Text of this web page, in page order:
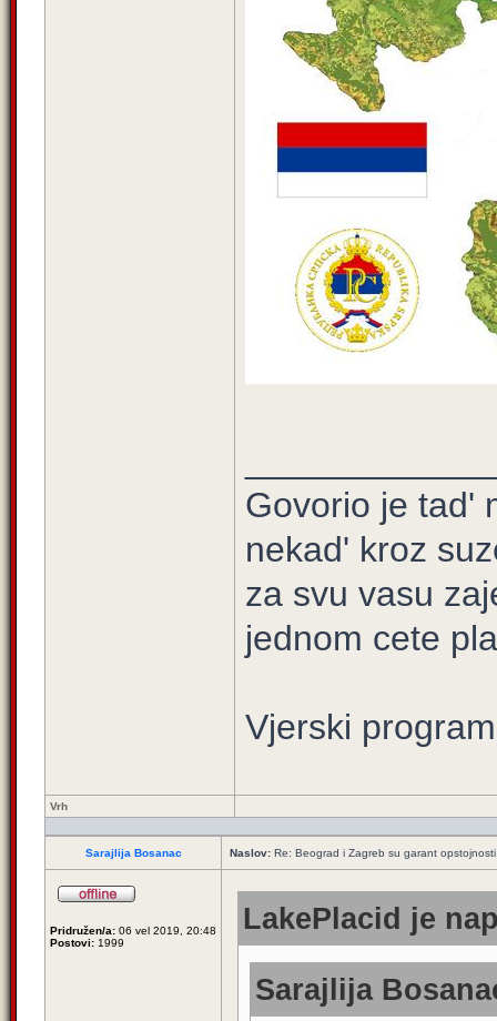
Govorio je tad'
nekad' kroz
za svu vasu
jednom cete
Vjerski
Vrh
Sarajlija Bosanac Naslov: Re: Beograd i Zagreb su garant
Pridružen/a: 06 vel 2019, 20:48
Postovi: 1999
LakePlacid je
Sarajlija